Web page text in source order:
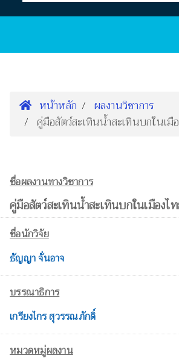
หน้าหลัก
ผลงานวิชาการ
คู่มือสัตว์สะเทินน้ำสะเทินบกในเมื
ชื่อผลงานทางวิชาการ
คู่มือสัตว์สะเทินน้ำสะเทินบกในเมืองไ
ชื่อนักวิจัย
ธัญญา จั่นอาจ
บรรณาธิการ
เกรียงไกร สุวรรณภักดิ์
หมวดหมู่ผลงาน